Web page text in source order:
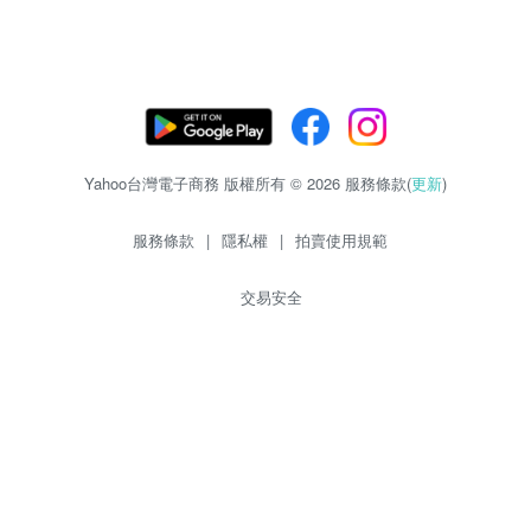
Yahoo台灣電子商務 版權所有 © 2026 服務條款(更新)
服務條款 | 隱私權 | 拍賣使用規範
交易安全